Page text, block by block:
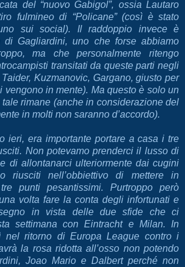
del “nuovo Gabigol”, ossia Lautaro
fulmineo di “Policane” (così è stato
sui social). Il raddoppio invece è
di Gagliardini, uno che forse abbiamo
ma che personalmente ritengo
transitati da queste parti negli
Kuzmanovic, Gargano, giusto per
vengono in mente). Ma questo è solo un
rimane (anche in considerazione del
in molti non saranno d’accordo).
ieri, era importante portare a casa i tre
Non potevamo prenderci il lusso di
di allontanarci ulteriormente dai cugini
riusciti nell’obbiettivo di mettere in
punti pesantissimi. Purtroppo però
volta fare la conta degli infortunati e
in vista delle due sfide che ci
settimana con Eintracht e Milan. In
nel ritorno di Europa League contro i
la rosa ridotta all’osso non potendo
Joao Mario e Dalbert perché non